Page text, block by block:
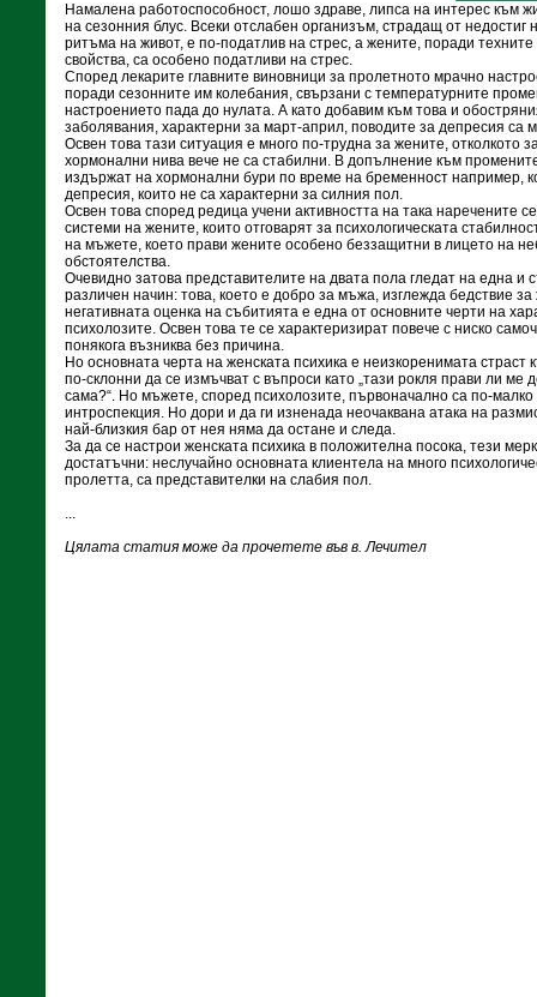
Намалена работоспособност, лошо здраве, липса на интерес към
на сезонния блус. Всеки отслабен организъм, страдащ от недостиг
ритъма на живот, е по-податлив на стрес, а жените, поради техните
свойства, са особено податливи на стрес.
Според лекарите главните виновници за пролетното мрачно
поради сезонните им колебания, свързани с температурните
настроението пада до нулата. А като добавим към това и
заболявания, характерни за март-април, поводите за депресия са
Освен това тази ситуация е много по-трудна за жените, отколкото
хормонални нива вече не са стабилни. В допълнение към
издържат на хормонални бури по време на бременност например,
депресия, които не са характерни за силния пол.
Освен това според редица учени активността на така наречените
системи на жените, които отговарят за психологическата
на мъжете, което прави жените особено беззащитни в лицето на
обстоятелства.
Очевидно затова представителите на двата пола гледат на една и
различен начин: това, което е добро за мъжа, изглежда бедствие
негативната оценка на събитията е една от основните черти на
психолозите. Освен това те се характеризират повече с ниско
понякога възниква без причина.
Но основната черта на женската психика е неизкоренимата
по-склонни да се измъчват с въпроси като „тази рокля прави ли ме
сама?“. Но мъжете, според психолозите, първоначално са по-
интроспекция. Но дори и да ги изненада неочаквана атака на
най-близкия бар от нея няма да остане и следа.
За да се настрои женската психика в положителна посока, тези
достатъчни: неслучайно основната клиентела на много
пролетта, са представителки на слабия пол.
...
Цялата статия може да прочетете във в. Лечител